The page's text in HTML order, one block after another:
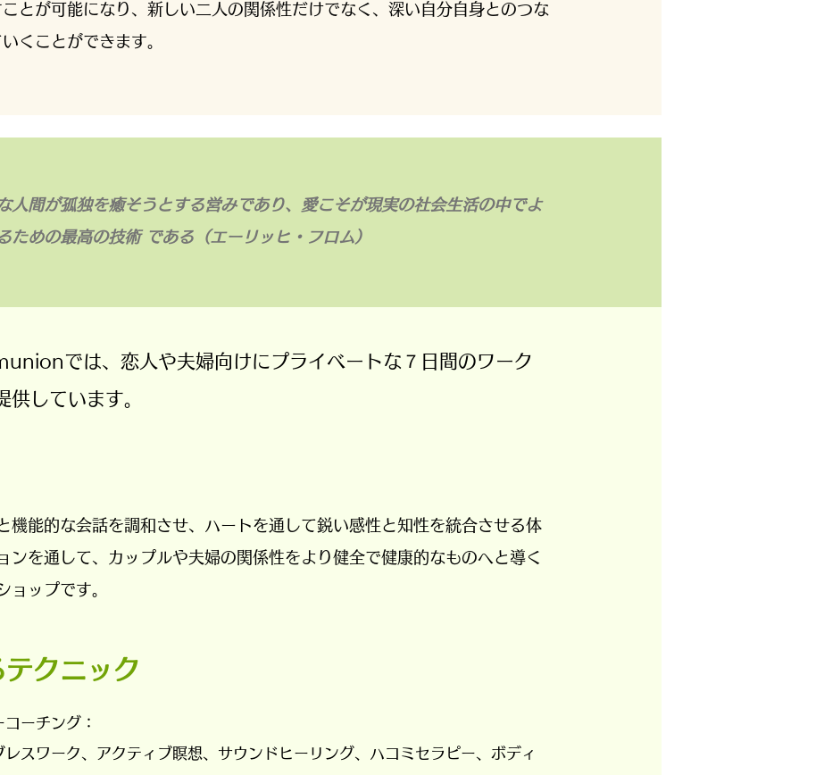
とが可能になり、新しい二人の関係性だけでなく、深い自分自身とのつな
くことができます。
人間が孤独を癒そうとする営みであり、愛こそが現実の社会生活の中でよ
ための最高の技術 である（エーリッヒ・フロム）
では、恋人や夫婦向けにプライベートな７日間のワーク
供しています。
機能的な会話を調和させ、ハートを通して鋭い感性と知性を統合させる体
ンを通して、カップルや夫婦の関係性をより健全で健康的なものへと導く
ョップです。
クニック
ーチング：
レスワーク、アクティブ瞑想、サウンドヒーリング、ハコミセラピー、ボディ